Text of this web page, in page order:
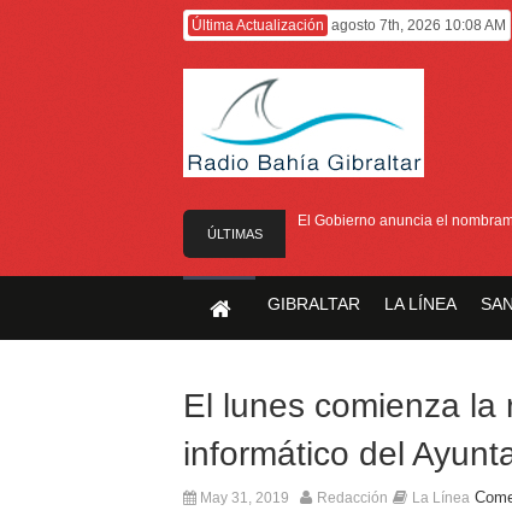
Última Actualización agosto 7th, 2026 10:08 AM
ÚLTIMAS
NOTICIAS
El Gobierno anuncia el
GIBRALTAR LA LÍNEA
El lunes comienza
informático del
May 31, 2019 Redacción La Línea